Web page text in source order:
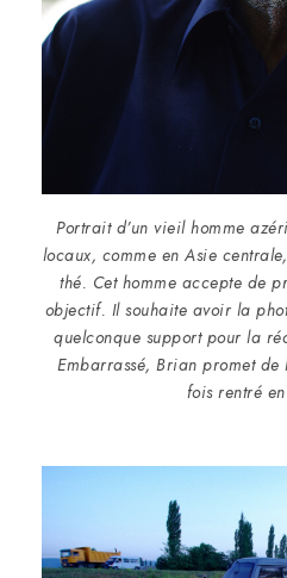
Portrait d’un vieil homme
locaux, comme en Asie
thé. Cet homme accepte de
objectif. Il souhaite avoir la
quelconque support pour la
Embarrassé, Brian promet
fois rentré